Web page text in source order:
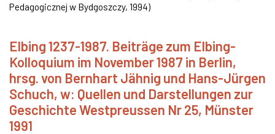
Pedagogicznej w Bydgoszczy, 1994)
Elbing 1237-1987. Beiträge zum Elbing-
Kolloquium im November 1987 in Berlin,
hrsg. von Bernhart Jähnig und Hans-Jürgen
Schuch, w: Quellen und Darstellungen zur
Geschichte Westpreussen Nr 25, Münster
1991